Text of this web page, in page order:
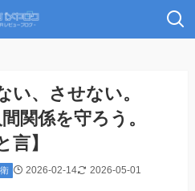
い、させない。
関係を守ろう。
言】
2026-02-14 2026-05-01